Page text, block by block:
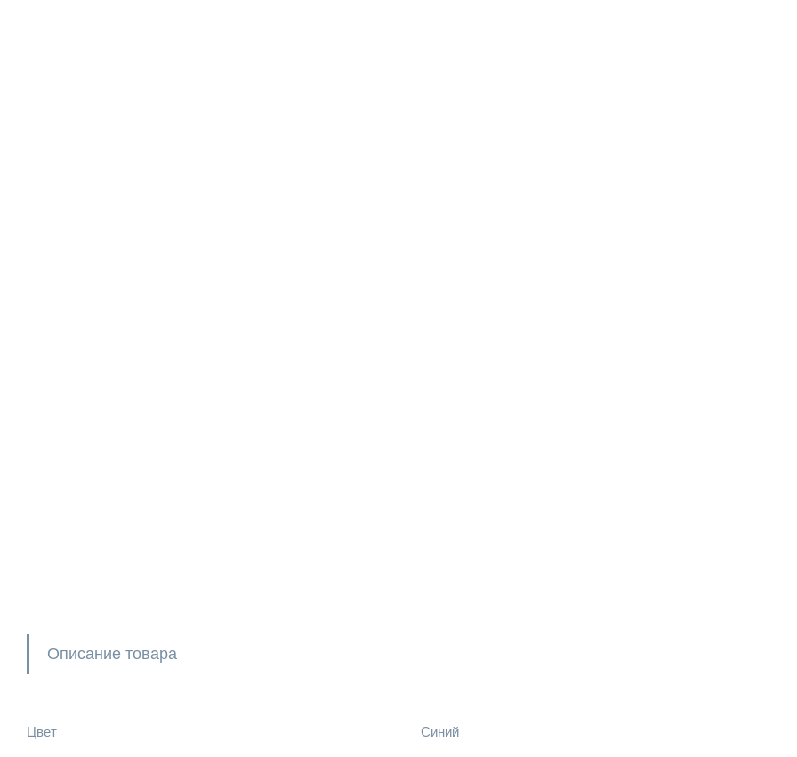
Описание товара
Цвет Синий